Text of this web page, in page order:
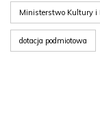
Ministerstwo Kultury i
dotacja podmiotowa